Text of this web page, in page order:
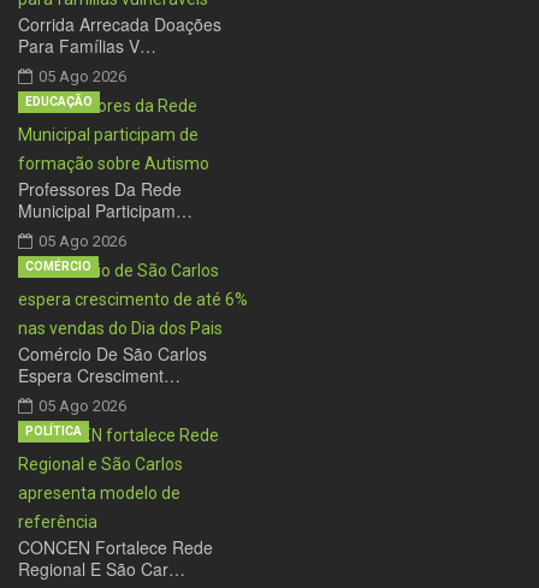
Corrida Arrecada Doações
Para Famílias V…
05 Ago 2026
Professores Da Rede
Municipal Participam…
05 Ago 2026
EDUCAÇÃO
Comércio De São Carlos
Espera Cresciment…
05 Ago 2026
COMÉRCIO
CONCEN Fortalece Rede
Regional E São Car…
POLÍTICA